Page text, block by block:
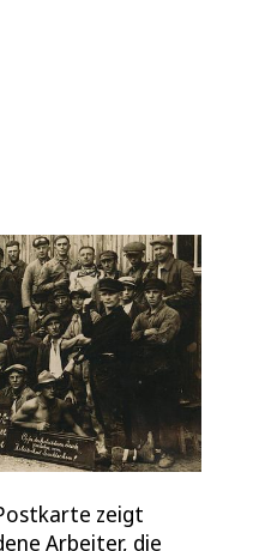
zeigt
Arbeiter, die